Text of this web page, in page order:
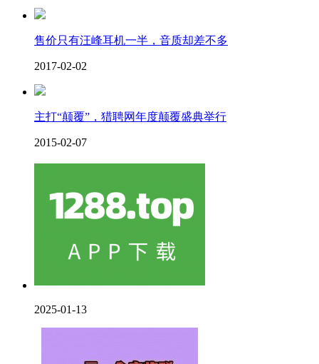
售价只有汪峰耳机一半，音质却差不多
2017-02-02
主打“颠覆”，猎聘网年度颠覆盛典举行
2015-02-07
2025-01-13